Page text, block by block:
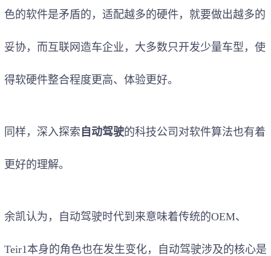
色的软件是矛盾的，适配越多的硬件，就要做出越多的
妥协，而互联网造车企业，大多数只开发少量车型，使
得软硬件整合程度更高、体验更好。
同样，深入探索 自动驾驶的科技公司对软件算法也有着
更好的理解。
余凯认为，自动驾驶时代到来意味着传统的OEM、
Teir1本身的角色也在发生变化，自动驾驶涉及的核心是